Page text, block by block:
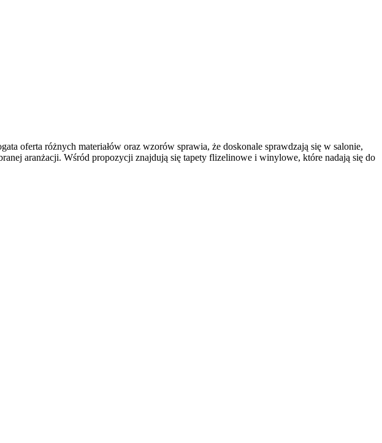
oferta różnych materiałów oraz wzorów sprawia, że doskonale sprawdzają się w salonie,
aranżacji. Wśród propozycji znajdują się tapety flizelinowe i winylowe, które nadają się do